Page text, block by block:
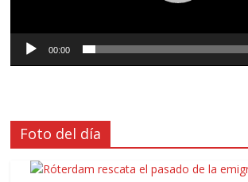
00:00
Foto del día